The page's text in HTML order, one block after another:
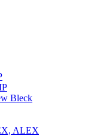
Bleck
ALEX